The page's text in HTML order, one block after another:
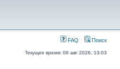
FAQ Поиск
Текущее время: 06 авг 2026, 13:03